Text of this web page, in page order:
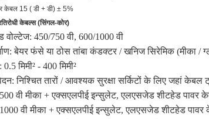
केबल 15 ( डी + डी) ± 5%
केबल्स (सिंगल-कोर)
वोल्टेज: 450/750 वी, 600/1000 वी
बेयर फंसे या ठोस तांबा कंडक्टर / खनिज सिरेमिक (मीका
0.5 मिमी² - 400 मिमी²
निश्चित तारों / आवश्यक सुरक्षा सर्किटों के लिए जहां केबल
वी मीका + एक्सएलपीई इन्सुलेट, एलएसजेड शीटहेड पावर
वी मीका + एक्सएलपीई इन्सुलेट, एलएसजेड शीटहेड